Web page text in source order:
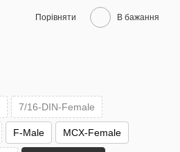
Порівняти В бажання
7/16-DIN-Female
F-Male MCX-Female